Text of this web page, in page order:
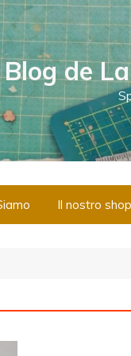
de
Il nostro shop